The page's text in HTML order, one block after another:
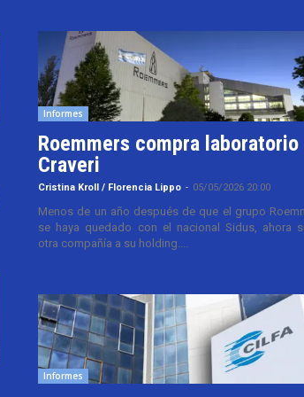
Informes
Roemmers compra laboratorio
Craveri
Cristina Kroll / Florencia Lippo - 05/05/2026 20:00
Menos de un año después de que el grupo
se haya quedado con el nacional Sidus, ahora
otra compañía a su holding....
Informes